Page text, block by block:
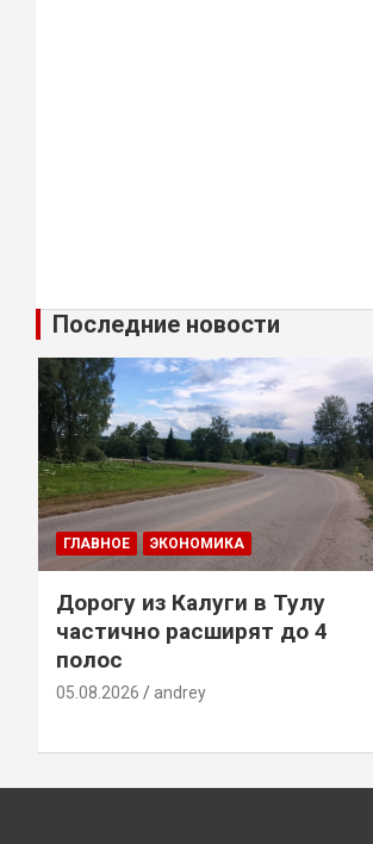
Последние новости
ГЛАВНОЕ ЭКОНОМИКА
Дорогу из Калуги в Тулу
частично расширят до 4
полос
05.08.2026 andrey